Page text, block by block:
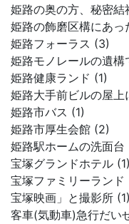
姫路の奥の方、秘密結
姫路の飾磨区構にあっ
姫路フォーラス (3)
姫路モノレールの遺
姫路健康ランド (1)
姫路大手前ビルの屋
姫路市バス (1)
姫路市厚生会館 (2)
姫路駅ホームの洗面台
宝塚グランドホテル (1)
宝塚ファミリーランド
宝塚映画」と撮影所 (1)
客車(気動車)急行だい